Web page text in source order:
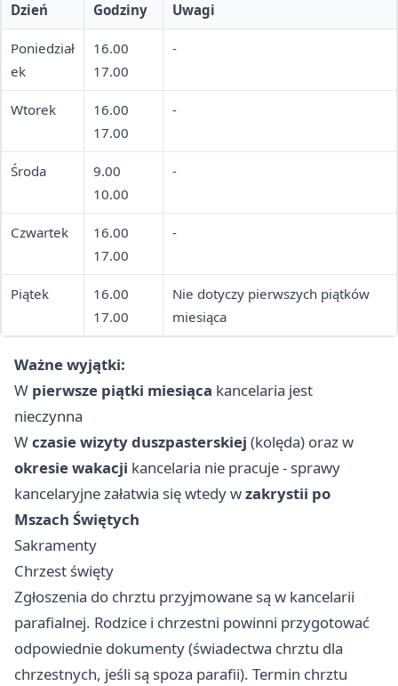
Dzień Godziny Uwagi
Poniedział
ek
16.00
17.00
-
Wtorek
16.00
17.00
-
Środa
9.00
10.00
-
Czwartek
16.00
17.00
-
Piątek
16.00
17.00
Nie dotyczy pierwszych piątków
miesiąca
Ważne wyjątki:
W pierwsze piątki miesiąca kancelaria jest
nieczynna
Wczasie wizyty duszpasterskiej (kolęda) oraz w
okresie wakacji kancelaria nie pracuje - sprawy
kancelaryjne załatwia się wtedy wzakrystii po
Mszach Świętych
Sakramenty
Chrzest święty
Zgłoszenia do chrztu przyjmowane są w kancelarii
parafialnej. Rodzice i chrzestni powinni przygotować
odpowiednie dokumenty (świadectwa chrztu dla
chrzestnych, jeśli są spoza parafii). Termin chrztu